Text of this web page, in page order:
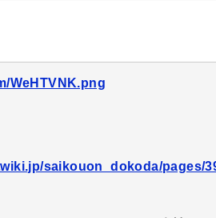
WeHTVNK.png
saikouon_dokoda/pages/